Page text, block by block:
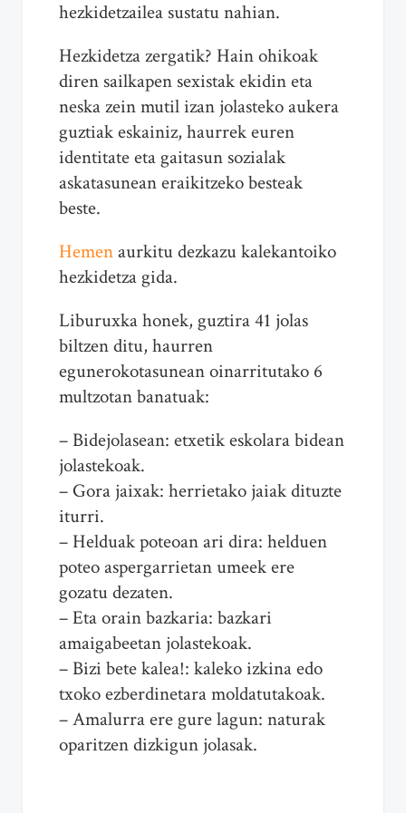
hezkidetzailea sustatu nahian.
Hezkidetza zergatik? Hain ohikoak
diren sailkapen sexistak ekidin eta
neska zein mutil izan jolasteko aukera
guztiak eskainiz, haurrek euren
identitate eta gaitasun sozialak
askatasunean eraikitzeko besteak
beste.
Hemenaurkitu dezkazu kalekantoiko
hezkidetza gida.
Liburuxka honek, guztira 41 jolas
biltzen ditu, haurren
egunerokotasunean oinarritutako 6
multzotan banatuak:
– Bidejolasean: etxetik eskolara bidean
jolastekoak.
– Gora jaixak: herrietako jaiak dituzte
iturri.
– Helduak poteoan ari dira: helduen
poteo aspergarrietan umeek ere
gozatu dezaten.
– Eta orain bazkaria: bazkari
amaigabeetan jolastekoak.
– Bizi bete kalea!: kaleko izkina edo
txoko ezberdinetara moldatutakoak.
– Amalurra ere gure lagun: naturak
oparitzen dizkigun jolasak.